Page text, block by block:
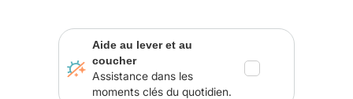
Aide au lever et au
coucher
Assistance dans les
moments clés du quotidien.